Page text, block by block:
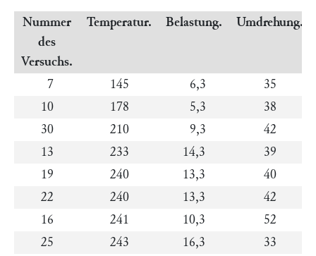
Nummer
des
Versuchs.
Temperatur. Belastung. Umdrehung.
7 145 6,3
35
10
178 5,3
38
30
210 9,3
42
13
233 14,3
39
19
240 13,3
40
22
240 13,3
42
16
241 10,3
52
25
243 16,3
33